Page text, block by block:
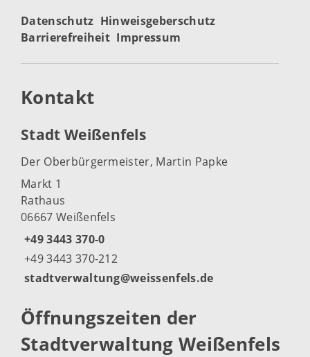
Datenschutz Hinweisgeberschutz
Barrierefreiheit Impressum
Kontakt
Stadt Weißenfels
Der Oberbürgermeister, Martin Papke
Markt 1
Rathaus
06667 Weißenfels
+49 3443 370-0
+49 3443 370-212
stadtverwaltung@weissenfels.de
Öffnungszeiten der
Stadtverwaltung Weißenfels